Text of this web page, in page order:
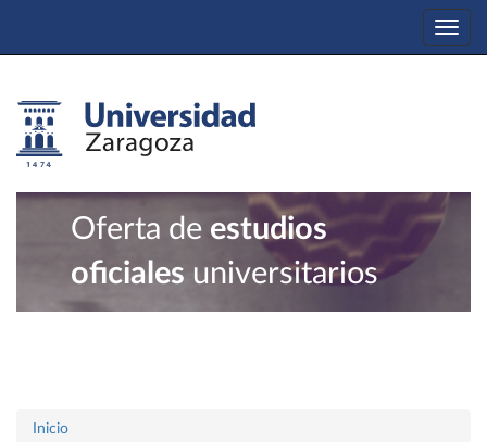
Oferta de estudios
oficiales universitarios
Inicio